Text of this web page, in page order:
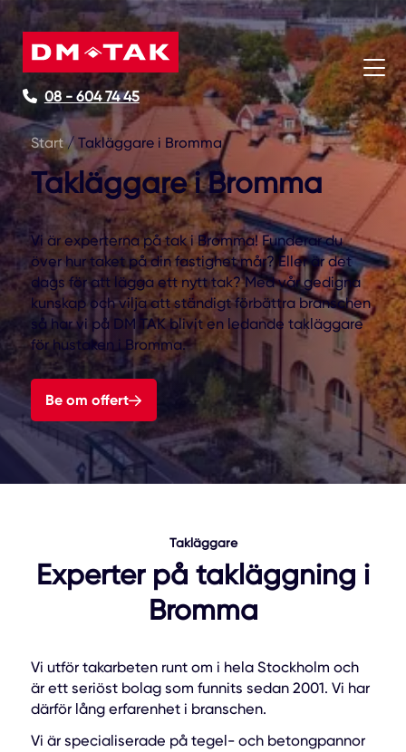
08 - 604 74 45
Start / Takläggare i Bromma
Takläggare i Bromma
Vi är experterna på tak i Bromma! Funderar du
över hur taket på din fastighet mår? Eller är det
dags för att lägga ett nytt tak? Med vår gedigna
kunskap och vilja att ständigt förbättra branschen
så har vi på DM TAK blivit en ledande takläggare
för hustaken i Bromma.
Be om offert
Takläggare
Experter på takläggning i
Bromma
Vi utför takarbeten runt om i hela Stockholm och
är ett seriöst bolag som funnits sedan 2001. Vi har
därför lång erfarenhet i branschen.
Vi är specialiserade på tegel- och betongpannor